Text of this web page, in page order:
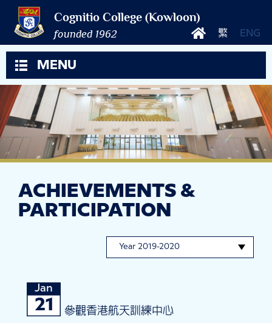
Cognitio College (Kowloon)
founded 1962 繁 ENG
MENU
ACHIEVEMENTS &
PARTICIPATION
Jan
21 參觀香港航天訓練中心